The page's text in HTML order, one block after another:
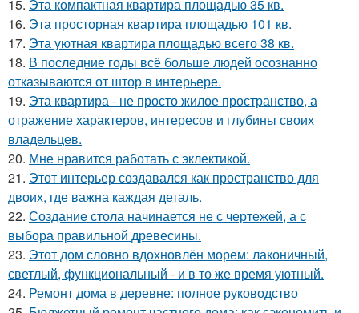
15. Эта компактная квартира площадью 35 кв.
16. Эта просторная квартира площадью 101 кв.
17. Эта уютная квартира площадью всего 38 кв.
18. В последние годы всё больше людей осознанно
отказываются от штор в интерьере.
19. Эта квартира - не просто жилое пространство, а
отражение характеров, интересов и глубины своих
владельцев.
20. Мне нравится работать с эклектикой.
21. Этот интерьер создавался как пространство для
двоих, где важна каждая деталь.
22. Создание стола начинается не с чертежей, а с
выбора правильной древесины.
23. Этот дом словно вдохновлён морем: лаконичный,
светлый, функциональный - и в то же время уютный.
24. Ремонт дома в деревне: полное руководство